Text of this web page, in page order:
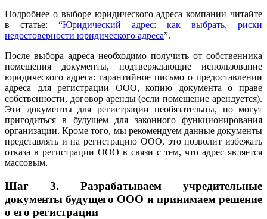
Подробнее о выборе юридического адреса компании читайте
в статье: “Юридический адрес: как выбрать, риски
недостоверности юридического адреса”.
После выбора адреса необходимо получить от собственника
помещения документы, подтверждающие использование
юридического адреса: гарантийное письмо о предоставлении
адреса для регистрации ООО, копию документа о праве
собственности, договор аренды (если помещение арендуется).
Эти документы для регистрации необязательны, но могут
пригодиться в будущем для законного функционирования
организации. Кроме того, мы рекомендуем данные документы
представлять и на регистрацию ООО, это позволит избежать
отказа в регистрации ООО в связи с тем, что адрес является
массовым.
Шаг 3. Разрабатываем учредительные
документы будущего ООО и принимаем решение
о его регистрации